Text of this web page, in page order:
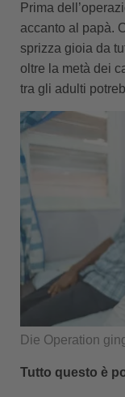
Die Operation
Prima
accanto al papà.
sprizza gioia da
oltre la metà dei
tra gli adulti
Tutto questo è